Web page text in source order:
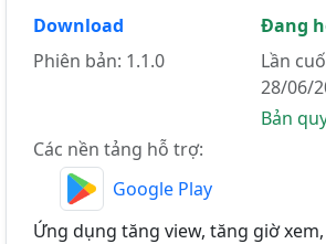
Download
Đang
Phiên bản: 1.1.0
Lần
28/06/
Bản
Các nền tảng hỗ trợ:
Google Play
Ứng dụng tăng view, tăng giờ